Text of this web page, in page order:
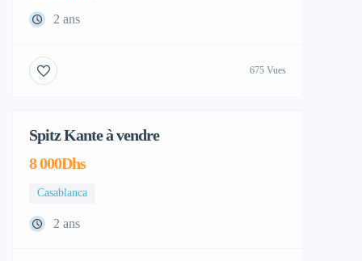
2 ans
675 Vues
Spitz Kante à vendre
8 000Dhs
Casablanca
2 ans